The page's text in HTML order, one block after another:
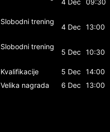
Slobodni trening
4 Dec 13:00
Slobodni trening
5 Dec 10:30
Kvalifikacije 5 Dec
14:00
Velika nagrada 6 Dec
13:00